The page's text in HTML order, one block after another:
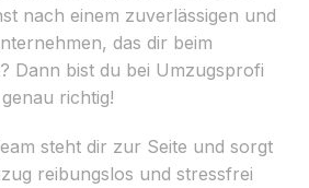
nach einem zuverlässigen und
das dir beim
Dann bist du bei Umzugsprofi
richtig!
steht dir zur Seite und sorgt
reibungslos und stressfrei